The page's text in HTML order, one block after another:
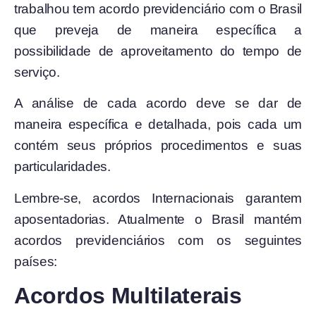
trabalhou tem acordo previdenciário com o Brasil
que preveja de maneira específica a
possibilidade de aproveitamento do tempo de
serviço.
A análise de cada acordo deve se dar de
maneira específica e detalhada, pois cada um
contém seus próprios procedimentos e suas
particularidades.
Lembre-se, acordos Internacionais garantem
aposentadorias. Atualmente o Brasil mantém
acordos previdenciários com os seguintes
países:
Acordos Multilaterais